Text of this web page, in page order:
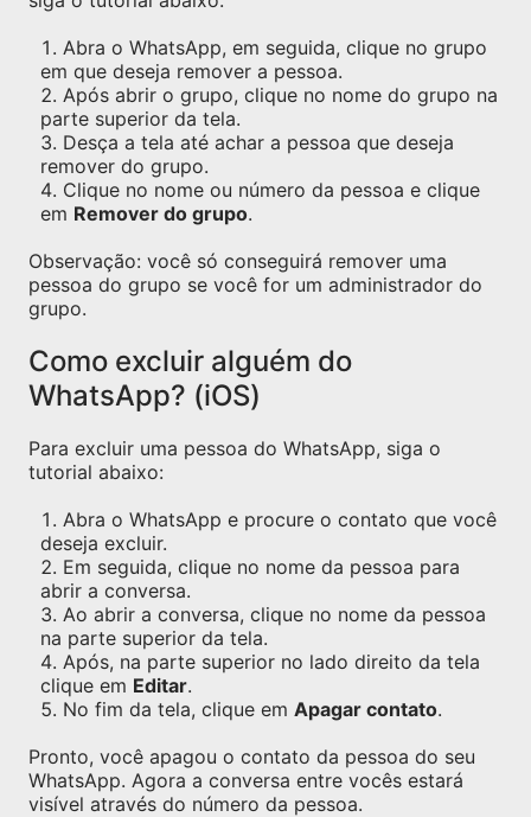
Abra o WhatsApp, em seguida, clique no grupo
em que deseja remover a pessoa.
Após abrir o grupo, clique no nome do grupo na
parte superior da tela.
Desça a tela até achar a pessoa que deseja
remover do grupo.
Clique no nome ou número da pessoa e clique
em Remover do grupo.
Observação: você só conseguirá remover uma
pessoa do grupo se você for um administrador do
grupo.
Como excluir alguém do
WhatsApp? (iOS)
Para excluir uma pessoa do WhatsApp, siga o
tutorial abaixo:
Abra o WhatsApp e procure o contato que você
deseja excluir.
Em seguida, clique no nome da pessoa para
abrir a conversa.
Ao abrir a conversa, clique no nome da pessoa
na parte superior da tela.
Após, na parte superior no lado direito da tela
clique em Editar.
No fim da tela, clique em Apagar contato.
Pronto, você apagou o contato da pessoa do seu
WhatsApp. Agora a conversa entre vocês estará
visível através do número da pessoa.